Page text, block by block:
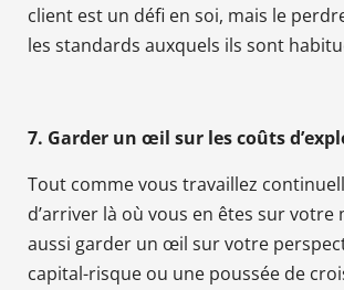
client est un défi en soi, mais le
les standards auxquels ils sont
7. Garder un œil sur les coûts
Tout comme vous travaillez
d’arriver là où vous en êtes sur
aussi garder un œil sur votre
capital-risque ou une poussée de